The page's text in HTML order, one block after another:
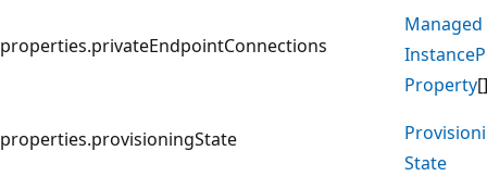
properties.privateEndpointConnections
Managed
Instance
Property[]
properties.provisioningState
State